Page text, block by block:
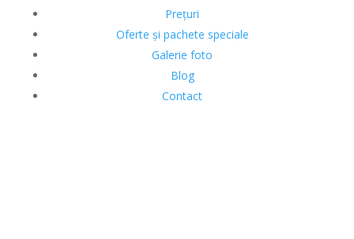
Prețuri
Oferte și pachete speciale
Galerie foto
Blog
Contact